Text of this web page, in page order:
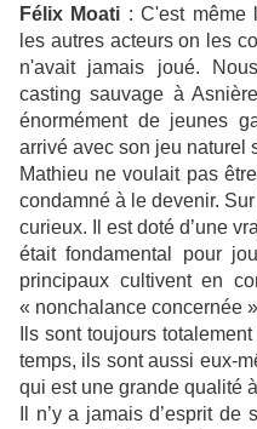
Félix Moati : C'est même
les autres acteurs on les
n'avait jamais joué.
casting sauvage à
énormément de jeunes
arrivé avec son jeu naturel
Mathieu ne voulait pas
condamné à le devenir.
curieux. Il est doté d’une
était fondamental pour
principaux cultivent en
« nonchalance concernée
Ils sont toujours
temps, ils sont aussi eux-
qui est une grande qualité
Il n’y a jamais d’esprit de